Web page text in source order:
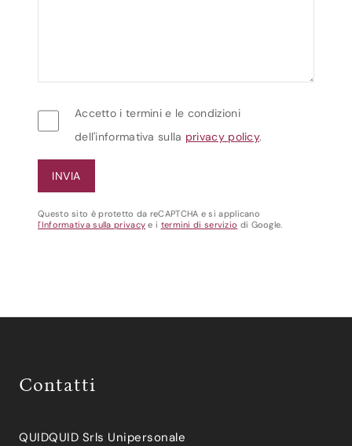
Accetto i termini e le condizioni
dell'informativa sulla privacy policy.
Questo sito è protetto da reCAPTCHA e si applicano
l'Informativa sulla privacy e i termini di servizio di Google.
Contatti
QUIDQUID Srls Unipersonale